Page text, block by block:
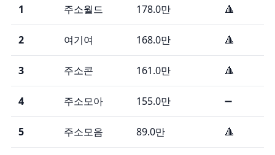
1 주소월드 178.0만 🔺
2 여기여 168.0만 🔺
3 주소콘 161.0만 🔺
4 주소모아 155.0만 ➖
5 주소모음 89.0만 🔺